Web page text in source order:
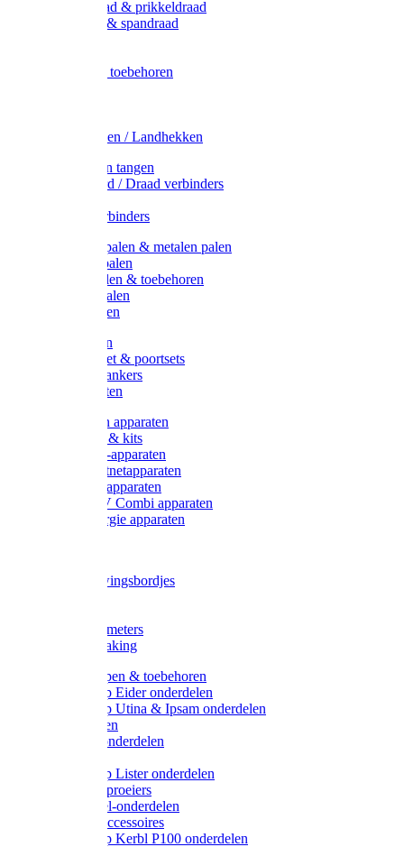
Metaal draad & prikkeldraad
Binddraad & spandraad
Afrasternet toebehoren
Weidehekken / Landhekken
Spanners en tangen
Lint / Koord / Draad verbinders
Litzclip verbinders
Recycling palen & metalen palen
Kunststof palen
T-Post t-palen & toebehoren
Glasfiber palen
Houten palen
Poortgrepen
Doorgangset & poortsets
Poortgreepankers
Weidepoorten
Onderdelen apparaten
Starter sets & kits
9V Batterij-apparaten
230V Lichtnetapparaten
12V Accu-apparaten
230V / 12V Combi apparaten
Zonne-energie apparaten
Waarschuwingsbordjes
Wegers en meters
Video bewaking
Weidepompen & toebehoren
Weidepomp Eider onderdelen
Weidepomp Utina & Ipsam onderdelen
Drinkbakken
Drinkbak onderdelen
Weidepomp Lister onderdelen
Nippels / Sproeiers
Drinknippel-onderdelen
Drinkbak accessoires
Weidepomp Kerbl P100 onderdelen